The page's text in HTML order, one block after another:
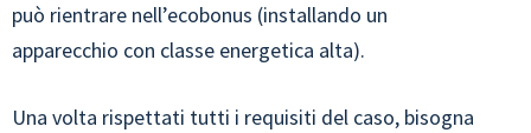
può rientrare nell’ecobonus (installando un
apparecchio con classe energetica alta).
Una volta rispettati tutti i requisiti del caso, bisogna